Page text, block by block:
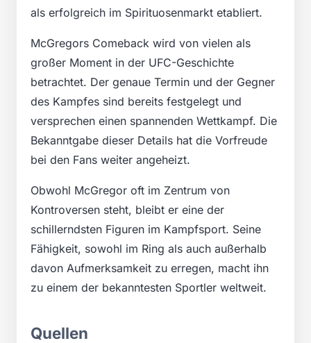
als erfolgreich im Spirituosenmarkt etabliert.
McGregors Comeback wird von vielen als
großer Moment in der UFC-Geschichte
betrachtet. Der genaue Termin und der Gegner
des Kampfes sind bereits festgelegt und
versprechen einen spannenden Wettkampf. Die
Bekanntgabe dieser Details hat die Vorfreude
bei den Fans weiter angeheizt.
Obwohl McGregor oft im Zentrum von
Kontroversen steht, bleibt er eine der
schillerndsten Figuren im Kampfsport. Seine
Fähigkeit, sowohl im Ring als auch außerhalb
davon Aufmerksamkeit zu erregen, macht ihn
zu einem der bekanntesten Sportler weltweit.
Quellen